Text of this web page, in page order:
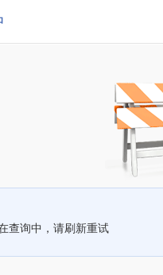
查询中，请刷新重试